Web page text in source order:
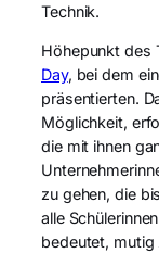
Technik.
Höhepunkt des
Day, bei dem
präsentierten.
Möglichkeit,
die mit ihnen
zu gehen, die
alle
bedeutet, mutig